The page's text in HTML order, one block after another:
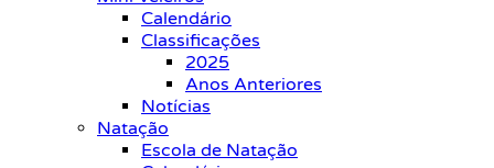
Calendário
Classificações
2025
Anos Anteriores
Notícias
Natação
Escola de Natação